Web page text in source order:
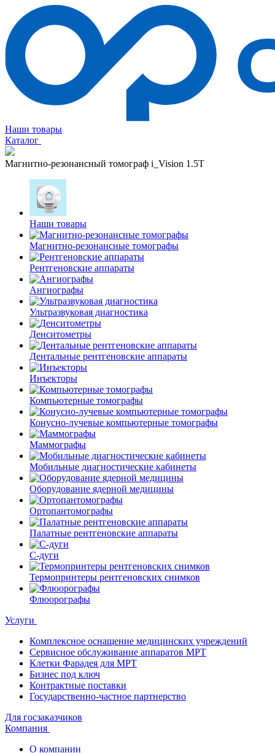
Наши товары
Каталог
Магнитно-резонансный томограф i_Vision 1.5T
Наши товары
Магнитно-резонансные томографы
Рентгеновские аппараты
Ангиографы
Ультразвуковая диагностика
Денситометры
Дентальные рентгеновские аппараты
Инъекторы
Компьютерные томографы
Конусно-лучевые компьютерные томографы
Маммографы
Мобильные диагностические кабинеты
Оборудование ядерной медицины
Ортопантомографы
Палатные рентгеновские аппараты
С-дуги
Термопринтеры рентгеновских снимков
Флюорографы
Услуги
Комплексное оснащение медицинских учреждений
Сервисное обслуживание аппаратов МРТ
Клетки Фарадея для МРТ
Бизнес под ключ
Контрактные поставки
Государственно-частное партнерство
Для госзаказчиков
Компания
О компании